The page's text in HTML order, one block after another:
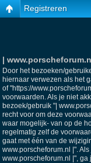
Registreren
|
Door het bezoeken/
hiernaar verwezen als het
of "https://
voorwaarden. Als je niet
bezoek/gebruik "|
recht voor om deze
waar mogelijk- van op de
regelmatig zelf de
gaat met één van de
www.porscheforum.nl |".
www.porscheforum.nl |",